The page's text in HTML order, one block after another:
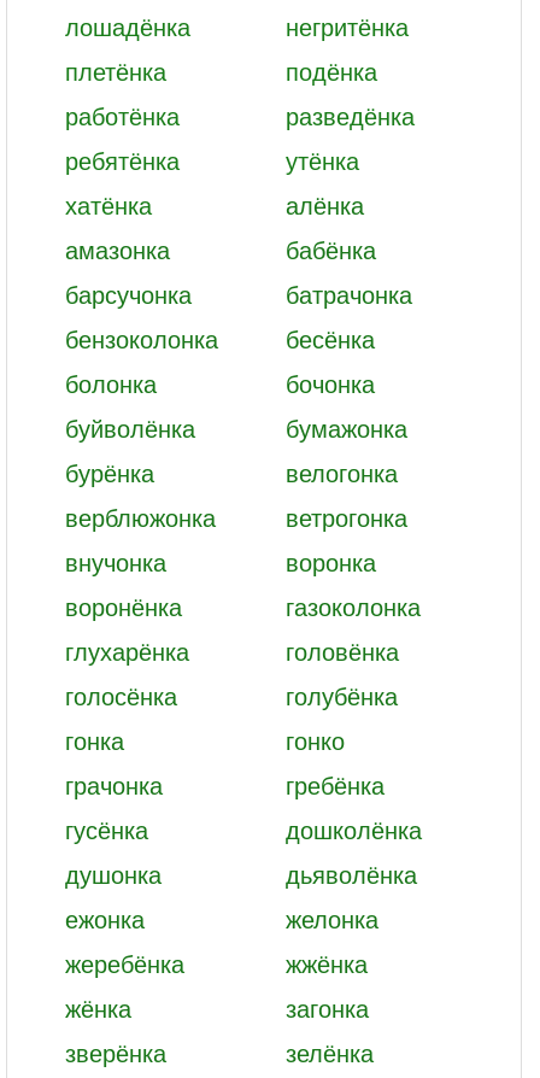
лошадёнка
негритёнка
плетёнка
подёнка
работёнка
разведёнка
ребятёнка
утёнка
хатёнка
алёнка
амазонка
бабёнка
барсучонка
батрачонка
бензоколонка
бесёнка
болонка
бочонка
буйволёнка
бумажонка
бурёнка
велогонка
верблюжонка
ветрогонка
внучонка
воронка
воронёнка
газоколонка
глухарёнка
головёнка
голосёнка
голубёнка
гонка
гонко
грачонка
гребёнка
гусёнка
дошколёнка
душонка
дьяволёнка
ежонка
желонка
жеребёнка
жжёнка
жёнка
загонка
зверёнка
зелёнка